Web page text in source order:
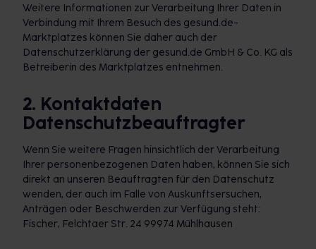
Weitere Informationen zur Verarbeitung Ihrer Daten in
Verbindung mit Ihrem Besuch des gesund.de-
Marktplatzes können Sie daher auch der
Datenschutzerklärung der gesund.de GmbH & Co. KG als
Betreiberin des Marktplatzes entnehmen.
2. Kontaktdaten
Datenschutzbeauftragter
Wenn Sie weitere Fragen hinsichtlich der Verarbeitung
Ihrer personenbezogenen Daten haben, können Sie sich
direkt an unseren Beauftragten für den Datenschutz
wenden, der auch im Falle von Auskunftsersuchen,
Anträgen oder Beschwerden zur Verfügung steht:
Fischer, Felchtaer Str. 24 99974 Mühlhausen